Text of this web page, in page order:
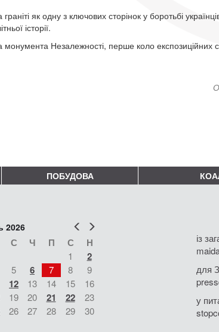
як одну з ключових сторінок у боротьбі
історії.
Незалежності, перше коло експозиційних
ПОБУДОВА
Попер
2026
С Ч П С Н
1 2
5 6 7 8
9
12 13 14 15
16
19 20 21 22
23
26 27 28 29
30
із
для
у